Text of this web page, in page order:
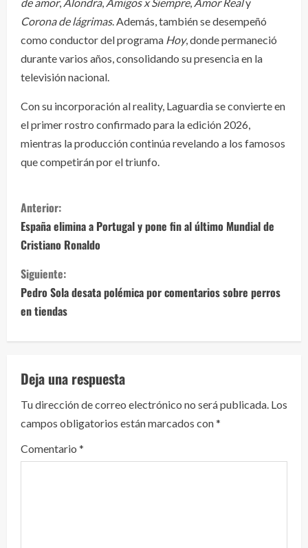
Corona de lágrimas. Además, también se desempeñó
como conductor del programa Hoy, donde permaneció
durante varios años, consolidando su presencia en la
televisión nacional.
Con su incorporación al reality, Laguardia se convierte en
el primer rostro confirmado para la edición 2026,
mientras la producción continúa revelando a los famosos
que competirán por el triunfo.
S
i
g
u
e
l
e
y
e
n
Anterior:
España elimina a Portugal y pone fin al último Mundial de
Cristiano Ronaldo
Siguiente:
Pedro Sola desata polémica por comentarios sobre perros
en tiendas
Deja una respuesta
Tu dirección de correo electrónico no será publicada. Los
campos obligatorios están marcados con*
Comentario *